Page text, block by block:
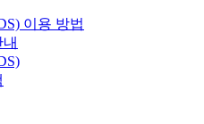
이용 방법